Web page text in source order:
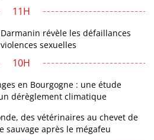
11H
révèle les défaillances
sexuelles
10H
en Bourgogne : une étude
dérèglement climatique
des vétérinaires au chevet de
sauvage après le mégafeu